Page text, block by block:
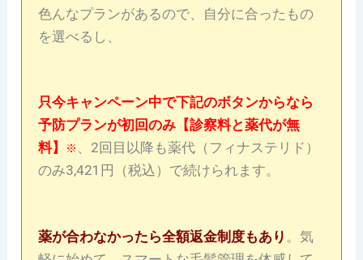
色んなプランがあるので、自分に合ったもの
を選べるし、
只今キャンペーン中で下記のボタンからなら
予防プランが初回のみ【診察料と薬代が無
料】
※ 、2回目以降も薬代（フィナステリド）
のみ3,421円（税込）で続けられます。
薬が合わなかったら全額返金制度もあり 。気